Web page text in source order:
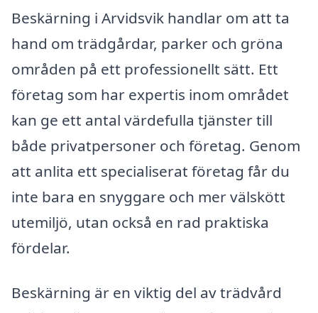
Beskärning i Arvidsvik handlar om att ta
hand om trädgårdar, parker och gröna
områden på ett professionellt sätt. Ett
företag som har expertis inom området
kan ge ett antal värdefulla tjänster till
både privatpersoner och företag. Genom
att anlita ett specialiserat företag får du
inte bara en snyggare och mer välskött
utemiljö, utan också en rad praktiska
fördelar.
Beskärning är en viktig del av trädvård